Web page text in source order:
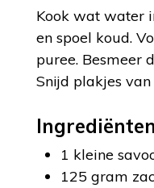
Kook wat water
en spoel koud.
puree. Besmeer
Snijd plakjes
1 kleine
125 gram